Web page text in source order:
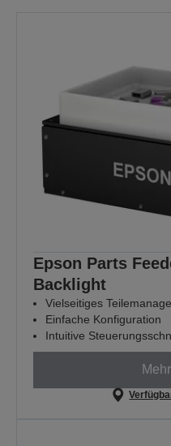
Epson Parts
Backlight
Vielseitiges
Einfache Konfiguration
Intuitive